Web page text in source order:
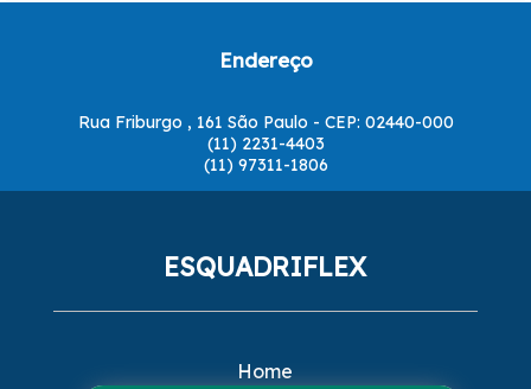
Endereço
Rua Friburgo , 161 São Paulo - CEP: 02440-000
(11) 2231-4403
(11) 97311-1806
ESQUADRIFLEX
Home